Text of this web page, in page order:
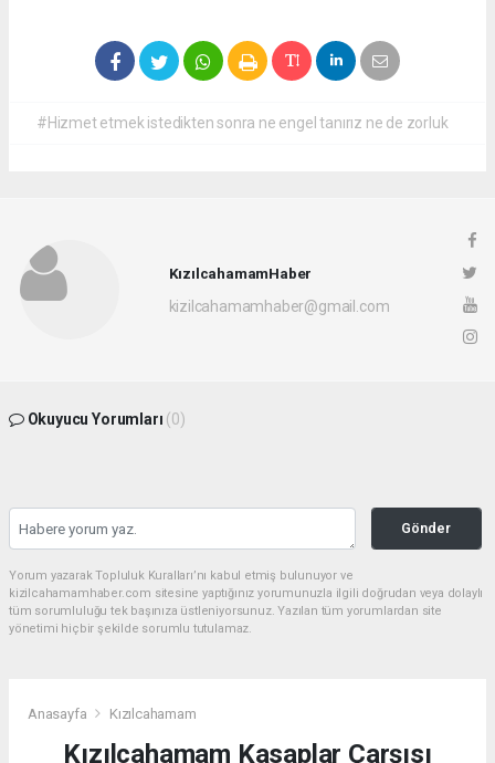
#Hizmet etmek istedikten sonra ne engel tanırız ne de zorluk
KızılcahamamHaber
kizilcahamamhaber@gmail.com
Okuyucu Yorumları (0)
Gönder
Yorum yazarak Topluluk Kuralları’nı kabul etmiş bulunuyor ve
kizilcahamamhaber.com sitesine yaptığınız yorumunuzla ilgili doğrudan veya dolaylı
tüm sorumluluğu tek başınıza üstleniyorsunuz. Yazılan tüm yorumlardan site
yönetimi hiçbir şekilde sorumlu tutulamaz.
Anasayfa Kızılcahamam
Kızılcahamam Kasaplar Çarşısı